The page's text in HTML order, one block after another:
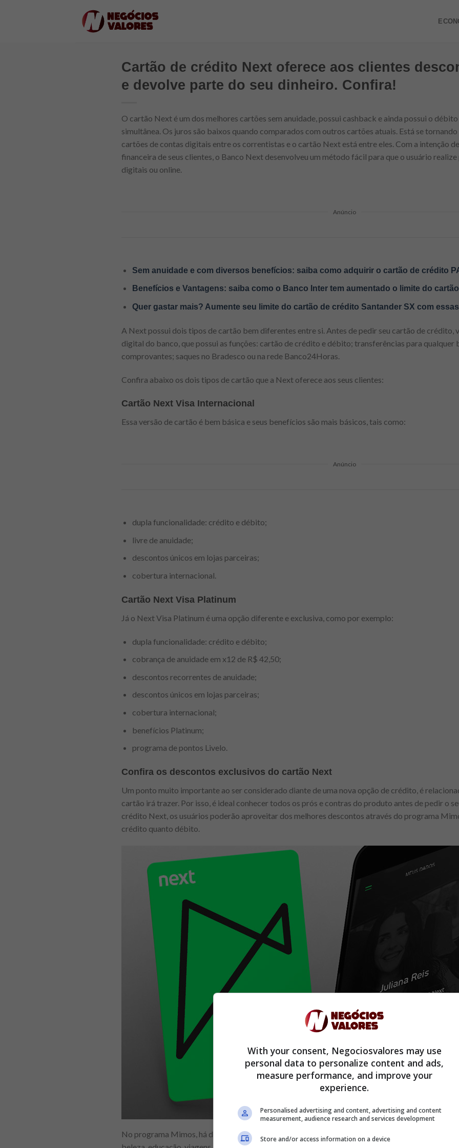
Cartão de crédito Next oferece aos clientes
e devolve parte do seu dinheiro. Confira!
O cartão Next é um dos melhores cartões sem anuidade, possui cashback e ainda possui o
simultânea. Os juros são baixos quando comparados com outros cartões atuais. Está se
cartões de contas digitais entre os correntistas e o cartão Next está entre eles. Com a intenção
financeira de seus clientes, o Banco Next desenvolveu um método fácil para que o usuário
digitais ou online.
Anúncio
Sem anuidade e com diversos benefícios: saiba como adquirir o cartão de crédito
Benefícios e Vantagens: saiba como o Banco Inter tem aumentado o limite do
Quer gastar mais? Aumente seu limite do cartão de crédito Santander SX com
A Next possui dois tipos de cartão bem diferentes entre si. Antes de pedir seu cartão de crédito,
digital do banco, que possui as funções: cartão de crédito e débito; transferências para qualquer
comprovantes; saques no Bradesco ou na rede Banco24Horas.
Confira abaixo os dois tipos de cartão que a Next oferece aos seus clientes:
Cartão Next Visa Internacional
Essa versão de cartão é bem básica e seus benefícios são mais básicos, tais como:
Anúncio
dupla funcionalidade: crédito e débito;
livre de anuidade;
descontos únicos em lojas parceiras;
cobertura internacional.
Cartão Next Visa Platinum
Já o Next Visa Platinum é uma opção diferente e exclusiva, como por exemplo:
dupla funcionalidade: crédito e débito;
cobrança de anuidade em x12 de R$ 42,50;
descontos recorrentes de anuidade;
descontos únicos em lojas parceiras;
cobertura internacional;
benefícios Platinum;
programa de pontos Livelo.
Confira os descontos exclusivos do cartão Next
Um ponto muito importante ao ser considerado diante de uma nova opção de crédito, é
cartão irá trazer. Por isso, é ideal conhecer todos os prós e contras do produto antes de pedir o
crédito Next, os usuários poderão aproveitar dos melhores descontos através do programa
crédito quanto débito.
No programa Mimos, há diversos estabelecimentos parceiros nas mais diversas categorias
With your consent, Negociosvalores may use
personal data to personalize content and ads,
measure performance, and improve your
experience.
Personalised advertising and content, advertising and content
measurement, audience research and services development
Store and/or access information on a device